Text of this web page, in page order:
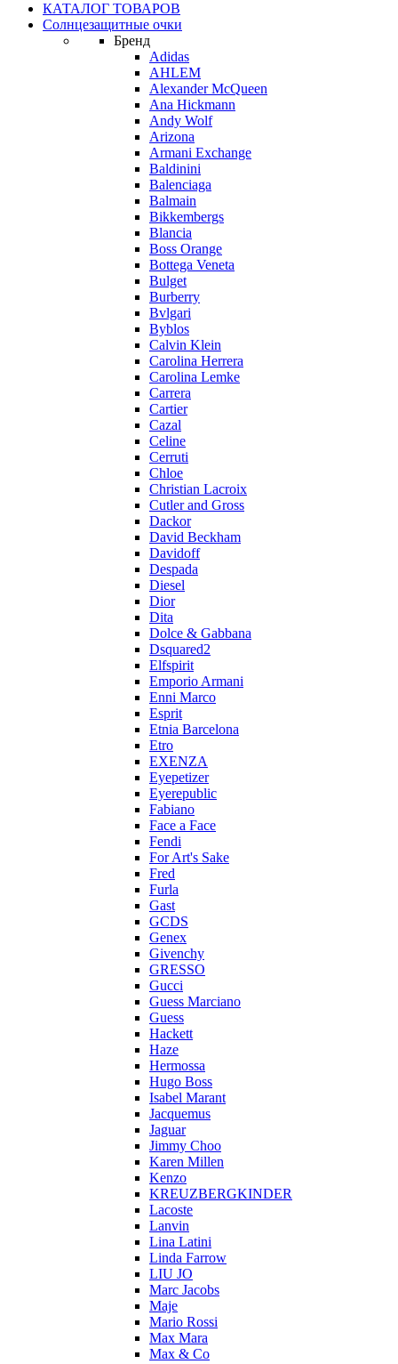
КАТАЛОГ ТОВАРОВ
Солнцезащитные очки
Бренд
Adidas
AHLEM
Alexander McQueen
Ana Hickmann
Andy Wolf
Arizona
Armani Exchange
Baldinini
Balenciaga
Balmain
Bikkembergs
Blancia
Boss Orange
Bottega Veneta
Bulget
Burberry
Bvlgari
Byblos
Calvin Klein
Carolina Herrera
Carolina Lemke
Carrera
Cartier
Cazal
Celine
Cerruti
Chloe
Christian Lacroix
Cutler and Gross
Dackor
David Beckham
Davidoff
Despada
Diesel
Dior
Dita
Dolce & Gabbana
Dsquared2
Elfspirit
Emporio Armani
Enni Marco
Esprit
Etnia Barcelona
Etro
EXENZA
Eyepetizer
Eyerepublic
Fabiano
Face a Face
Fendi
For Art's Sake
Fred
Furla
Gast
GCDS
Genex
Givenchy
GRESSO
Gucci
Guess Marciano
Guess
Hackett
Haze
Hermossa
Hugo Boss
Isabel Marant
Jacquemus
Jaguar
Jimmy Choo
Karen Millen
Kenzo
KREUZBERGKINDER
Lacoste
Lanvin
Lina Latini
Linda Farrow
LIU JO
Marc Jacobs
Maje
Mario Rossi
Max Mara
Max & Co